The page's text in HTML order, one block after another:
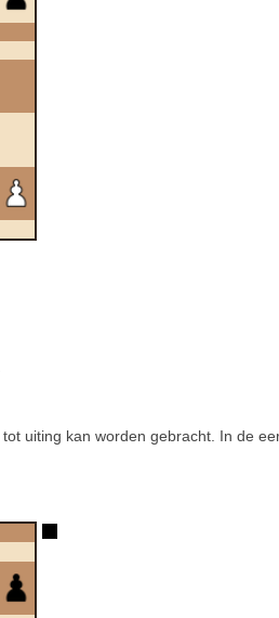
uiting kan worden gebracht. In de